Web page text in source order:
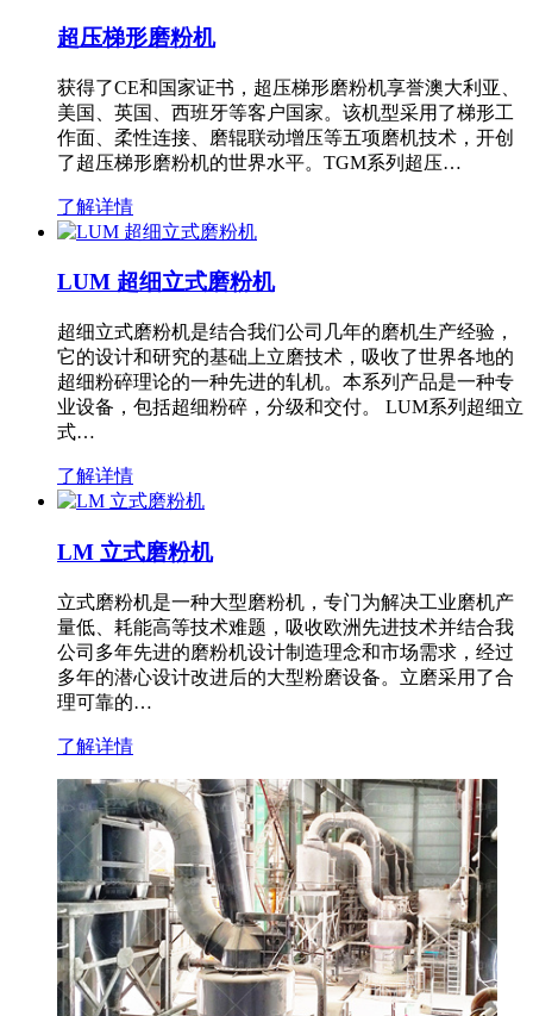
超压梯形磨粉机
获得了CE和国家证书，超压梯形磨粉机享誉澳大利亚、
美国、英国、西班牙等客户国家。该机型采用了梯形工
作面、柔性连接、磨辊联动增压等五项磨机技术，开创
了超压梯形磨粉机的世界水平。TGM系列超压…
了解详情
LUM 超细立式磨粉机
超细立式磨粉机是结合我们公司几年的磨机生产经验，
它的设计和研究的基础上立磨技术，吸收了世界各地的
超细粉碎理论的一种先进的轧机。本系列产品是一种专
业设备，包括超细粉碎，分级和交付。 LUM系列超细立
式…
了解详情
LM 立式磨粉机
立式磨粉机是一种大型磨粉机，专门为解决工业磨机产
量低、耗能高等技术难题，吸收欧洲先进技术并结合我
公司多年先进的磨粉机设计制造理念和市场需求，经过
多年的潜心设计改进后的大型粉磨设备。立磨采用了合
理可靠的…
了解详情